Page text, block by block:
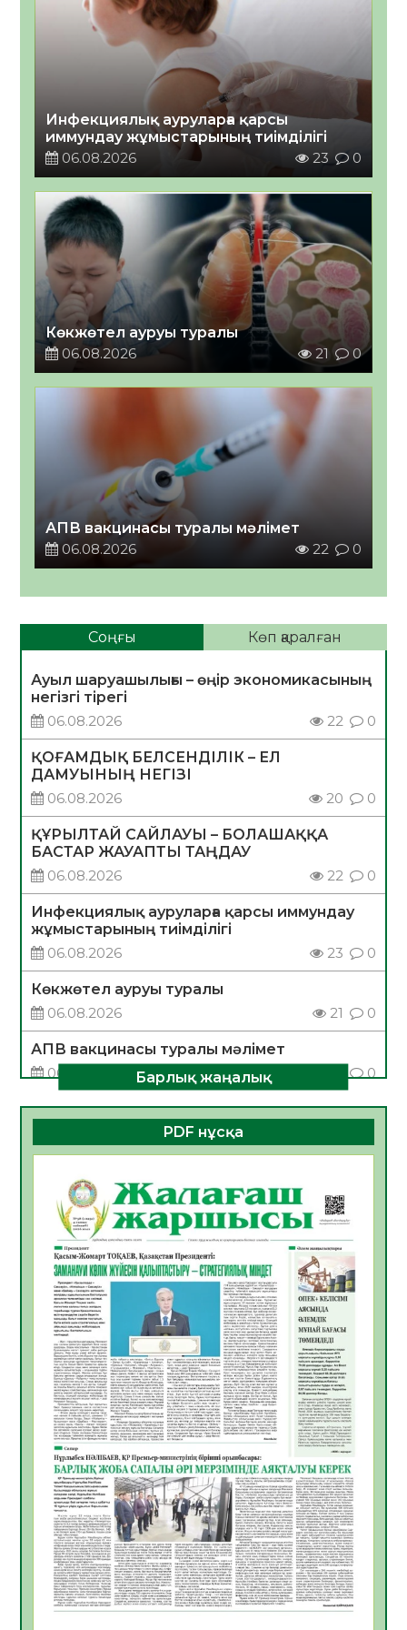
Инфекциялық ауруларға қарсы
иммундау жұмыстарының тиімділігі
06.08.2026
23 0
Көкжөтел ауруы туралы
06.08.2026
21 0
АПВ вакцинасы туралы мәлімет
06.08.2026
22 0
Соңғы Көп қаралған
Ауыл шаруашылығы – өңір экономикасының
негізгі тірегі
06.08.2026
22 0
ҚОҒАМДЫҚ БЕЛСЕНДІЛІК – ЕЛ
ДАМУЫНЫҢ НЕГІЗІ
06.08.2026
20 0
ҚҰРЫЛТАЙ САЙЛАУЫ – БОЛАШАҚҚА
БАСТАР ЖАУАПТЫ ТАҢДАУ
06.08.2026
22 0
Инфекциялық ауруларға қарсы иммундау
жұмыстарының тиімділігі
06.08.2026
23 0
Көкжөтел ауруы туралы
06.08.2026
21 0
АПВ вакцинасы туралы мәлімет
06.08.2026
0
Open Air: Қызылорда облысы полиция
департаменті 20 мыңнан астам
көрерменнің қауіпсіздігін қамтамасыз етті
ҚЫЗЫЛОРДАДА «САНАЛЫ ҰРПАҚ –
ЖАРҚЫН БОЛАШАҚ» АТТЫ КЕҢЕЙТІЛГЕН
МӘЖІЛІС ӨТТІ
05.08.2026
34
Қазақстан Орталық Азиядағы көшуге ең
қолайлы ел атанды
05.08.2026
35
Өрт қауіпсіздігі талаптарын сақтау – әр
азаматтың міндеті
05.08.2026
35
Руслан Рүстемұлы облыс әкімінің
кеңесшісі болып тағайындалды
05.08.2026
33
Цифрландыру саласын дамыту аясында
салынатын жаңа орталықтың жобасы
талқыланды
05.08.2026
32
Барлық жаңалық
PDF нұсқа